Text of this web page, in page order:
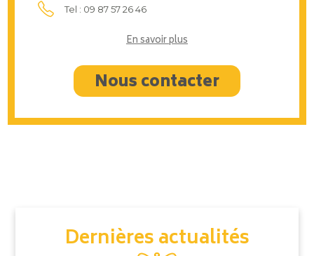
Tel : 09 87 57 26 46
En savoir plus
Nous contacter
Dernières actualités